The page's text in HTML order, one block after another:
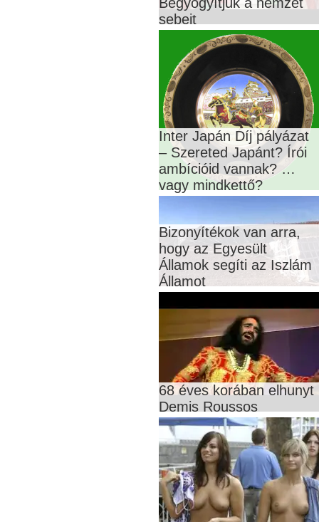
sebeit
Inter Japán Díj pályázat
– Szereted Japánt? Írói
ambícióid vannak? …
vagy mindkettő?
Bizonyítékok van arra,
hogy az Egyesült
Államok segíti az Iszlám
Államot
68 éves korában elhunyt
Demis Roussos